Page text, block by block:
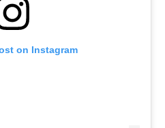
on Instagram